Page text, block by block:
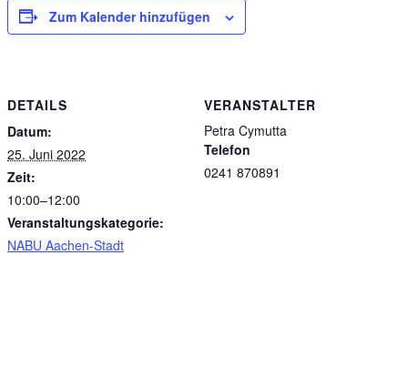
Zum Kalender hinzufügen
DETAILS
Datum:
25. Juni 2022
Zeit:
10:00–12:00
Veranstaltungskategorie:
NABU Aachen-Stadt
VERANSTALTER
Petra Cymutta
Telefon
0241 870891